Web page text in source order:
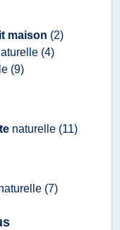
maison (2)
(4)
(9)
naturelle (11)
(7)